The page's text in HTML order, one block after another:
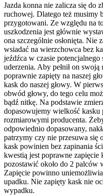
Jazda konna nie zalicza się do
ruchowej. Dlatego też musimy
przygotowani. Ze względu na
uszkodzenia jest głównie
ona szczególnie osłonięta.
wsiadać na wierzchowca bez
jeźdźca w czasie potencjalnego
uderzenia. Aby pełnił on
poprawnie zapięty na naszej
kask do naszej głowy. W
obwód głowy, do tego celu
bądź nitkę. Na podstawie
dopasowujemy wielkość kasku
rozmiarowymi producenta.
odpowiednio dopasowany,
patrzymy czy nie przesuwa się
kask powinien bez zapinania
kwestią jest poprawne zapięcie
pozostawić około do 2 palców
Zapięcie powinno
upadku. Nie zapięty kask nie
wypadku.